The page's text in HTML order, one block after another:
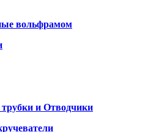
вольфрамом
и Отводчики